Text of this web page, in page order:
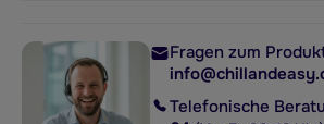
Fragen zum
Telefonische